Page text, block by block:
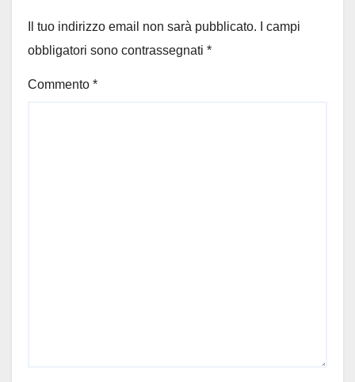
Il tuo indirizzo email non sarà pubblicato.
I campi
obbligatori sono contrassegnati *
Commento *